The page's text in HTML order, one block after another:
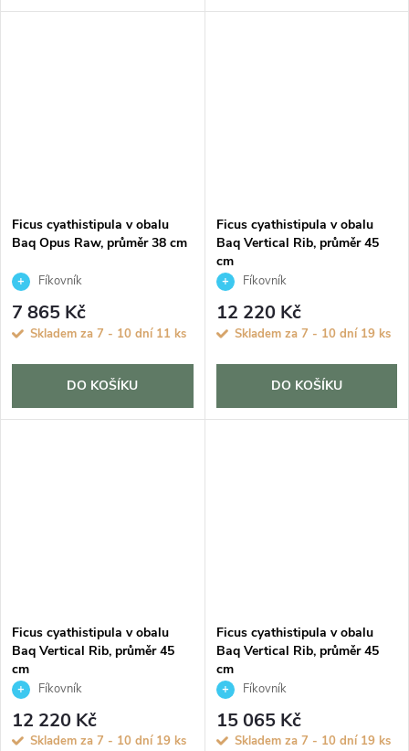
Ficus cyathistipula v obalu
Baq Opus Raw, průměr 38 cm
Fíkovník
7 865 Kč
Skladem za 7 - 10 dní 11 ks
DO KOŠÍKU
Ficus cyathistipula v obalu
Baq Vertical Rib, průměr 45
cm
Fíkovník
12 220 Kč
Skladem za 7 - 10 dní 19 ks
DO KOŠÍKU
Ficus cyathistipula v obalu
Baq Vertical Rib, průměr 45
cm
Fíkovník
12 220 Kč
Skladem za 7 - 10 dní 19 ks
Ficus cyathistipula v obalu
Baq Vertical Rib, průměr 45
cm
Fíkovník
15 065 Kč
Skladem za 7 - 10 dní 19 ks